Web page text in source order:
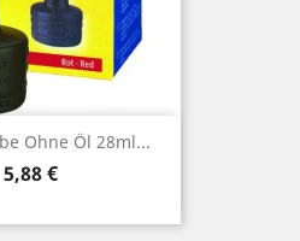
Ohne Öl 28ml...
Preis
5,88 €